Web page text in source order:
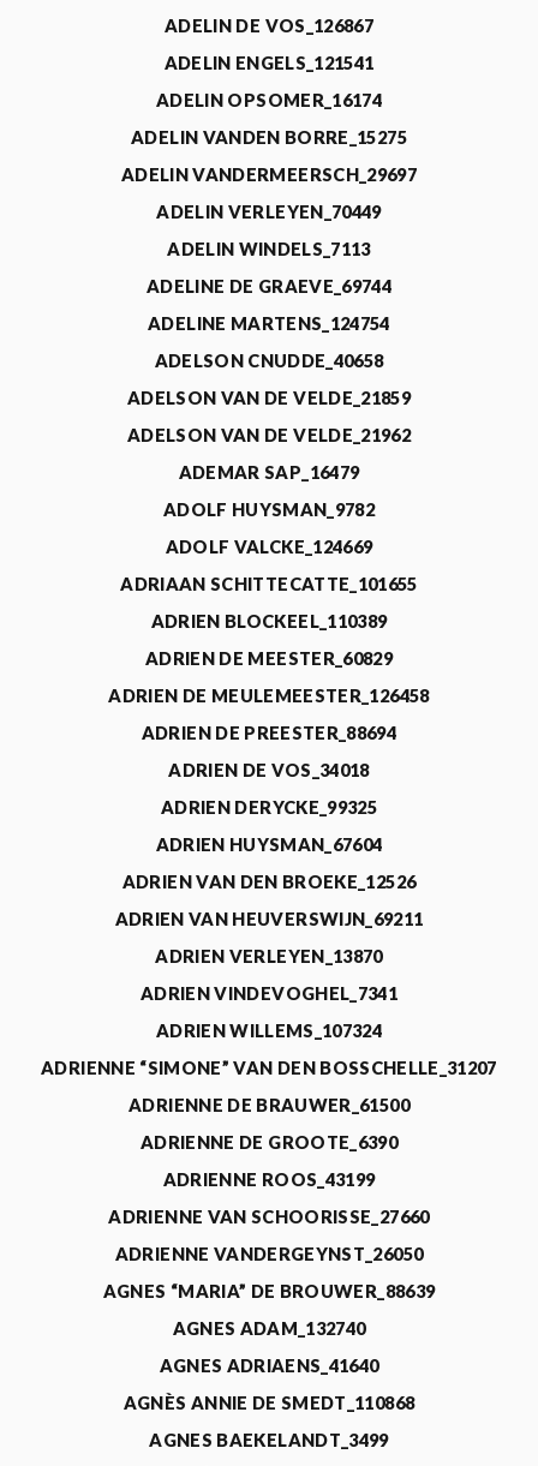
ADELIN DE VOS_126867
ADELIN ENGELS_121541
ADELIN OPSOMER_16174
ADELIN VANDEN BORRE_15275
ADELIN VANDERMEERSCH_29697
ADELIN VERLEYEN_70449
ADELIN WINDELS_7113
ADELINE DE GRAEVE_69744
ADELINE MARTENS_124754
ADELSON CNUDDE_40658
ADELSON VAN DE VELDE_21859
ADELSON VAN DE VELDE_21962
ADEMAR SAP_16479
ADOLF HUYSMAN_9782
ADOLF VALCKE_124669
ADRIAAN SCHITTECATTE_101655
ADRIEN BLOCKEEL_110389
ADRIEN DE MEESTER_60829
ADRIEN DE MEULEMEESTER_126458
ADRIEN DE PREESTER_88694
ADRIEN DE VOS_34018
ADRIEN DERYCKE_99325
ADRIEN HUYSMAN_67604
ADRIEN VAN DEN BROEKE_12526
ADRIEN VAN HEUVERSWIJN_69211
ADRIEN VERLEYEN_13870
ADRIEN VINDEVOGHEL_7341
ADRIEN WILLEMS_107324
ADRIENNE “SIMONE” VAN DEN BOSSCHELLE_31207
ADRIENNE DE BRAUWER_61500
ADRIENNE DE GROOTE_6390
ADRIENNE ROOS_43199
ADRIENNE VAN SCHOORISSE_27660
ADRIENNE VANDERGEYNST_26050
AGNES “MARIA” DE BROUWER_88639
AGNES ADAM_132740
AGNES ADRIAENS_41640
AGNÈS ANNIE DE SMEDT_110868
AGNES BAEKELANDT_3499